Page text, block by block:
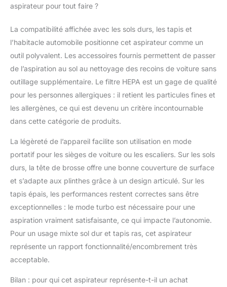
soucis. Si vous avez besoin d'aide, veuillez
toujours à votre disposition pour vous
aspirateur pour tout faire ?
La compatibilité affichée avec les sols durs, les tapis et
l’habitacle automobile positionne cet aspirateur comme un
outil polyvalent. Les accessoires fournis permettent de passer
de l’aspiration au sol au nettoyage des recoins de voiture sans
outillage supplémentaire. Le filtre HEPA est un gage de qualité
pour les personnes allergiques : il retient les particules fines et
les allergènes, ce qui est devenu un critère incontournable
dans cette catégorie de produits.
La légèreté de l’appareil facilite son utilisation en mode
portatif pour les sièges de voiture ou les escaliers. Sur les sols
durs, la tête de brosse offre une bonne couverture de surface
et s’adapte aux plinthes grâce à un design articulé. Sur les
tapis épais, les performances restent correctes sans être
exceptionnelles : le mode turbo est nécessaire pour une
aspiration vraiment satisfaisante, ce qui impacte l’autonomie.
Pour un usage mixte sol dur et tapis ras, cet aspirateur
représente un rapport fonctionnalité/encombrement très
acceptable.
Bilan : pour qui cet aspirateur représente-t-il un achat